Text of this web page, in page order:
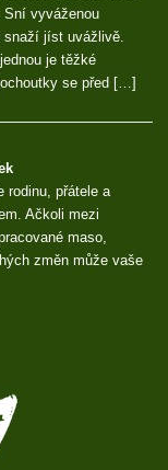
Sní vyváženou
snaží jíst uvážlivě.
je těžké
se před […]
rodinu, přátele a
Ačkoli mezi
maso,
změn může vaše